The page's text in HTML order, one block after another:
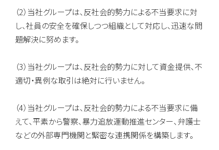
（2）当社グループは、反社会的勢力による不当要求に対
し、社員の安全を確保しつつ組織として対応し、迅速な問
題解決に努めます。
（3）当社グループは、反社会的勢力に対して資金提供、不
適切・異例な取引は絶対に行いません。
（4）当社グループは、反社会的勢力による不当要求に備
えて、平素から警察、暴力追放運動推進センター、弁護士
などの外部専門機関と緊密な連携関係を構築します。